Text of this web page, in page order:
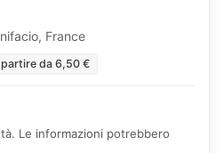
France
partire da 6,50 €
Le informazioni potrebbero